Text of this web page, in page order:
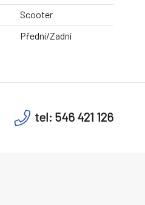
Scooter
Přední/Zadní
tel: 546 421 126